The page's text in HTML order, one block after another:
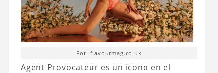
Fot. flavourmag.co.uk
Agent Provocateur es un icono en el